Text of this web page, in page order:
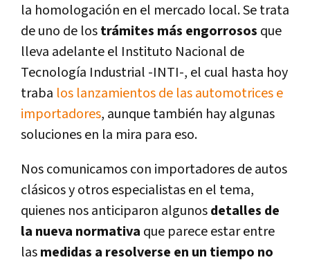
la homologación en el mercado local. Se trata
de uno de lostrámites más engorrosos que
lleva adelante el Instituto Nacional de
Tecnología Industrial -INTI-, el cual hasta hoy
traba los lanzamientos de las automotrices e
importadores, aunque también hay algunas
soluciones en la mira para eso.
Nos comunicamos con importadores de autos
clásicos y otros especialistas en el tema,
quienes nos anticiparon algunosdetalles de
la nueva normativa que parece estar entre
lasmedidas a resolverse en un tiempo no